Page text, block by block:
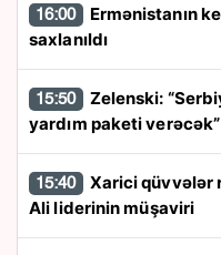
16:00
saxlanıldı
15:50
yardım paketi verəcək”
15:40
Ali liderinin müşaviri